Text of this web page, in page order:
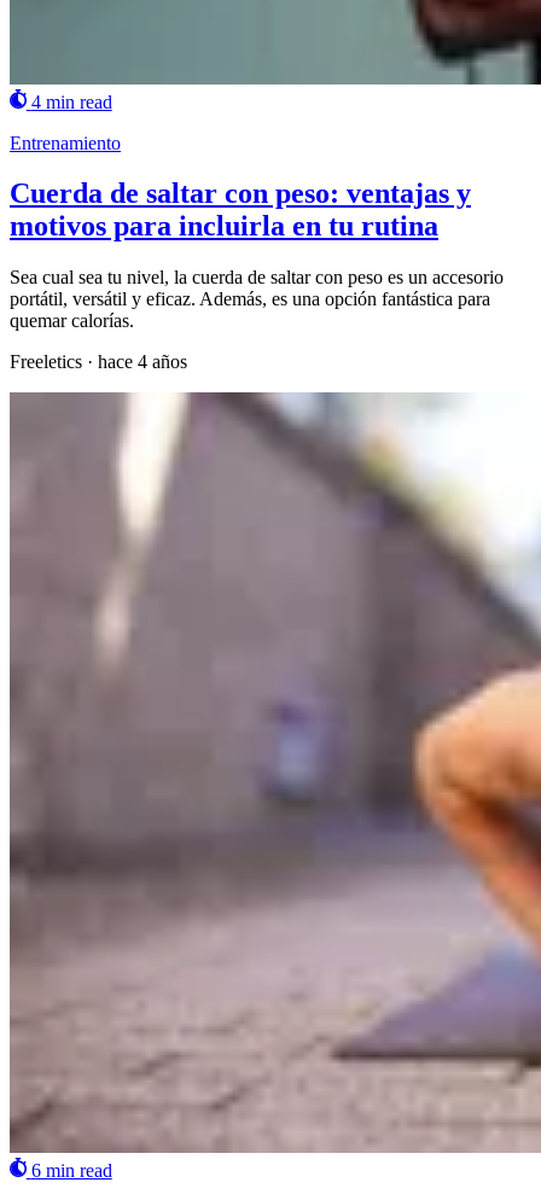
4 min read
Entrenamiento
Cuerda de saltar con peso: ventajas y
motivos para incluirla en tu rutina
Sea cual sea tu nivel, la cuerda de saltar con peso es un accesorio
portátil, versátil y eficaz. Además, es una opción fantástica para
quemar calorías.
Freeletics · hace 4 años
6 min read